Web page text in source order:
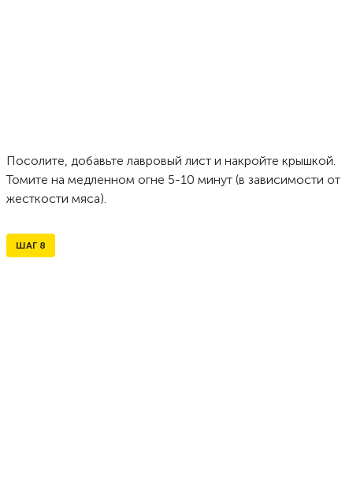
Посолите, добавьте лавровый лист и накройте крышкой.
Томите на медленном огне 5-10 минут (в зависимости от
жесткости мяса).
ШАГ 8